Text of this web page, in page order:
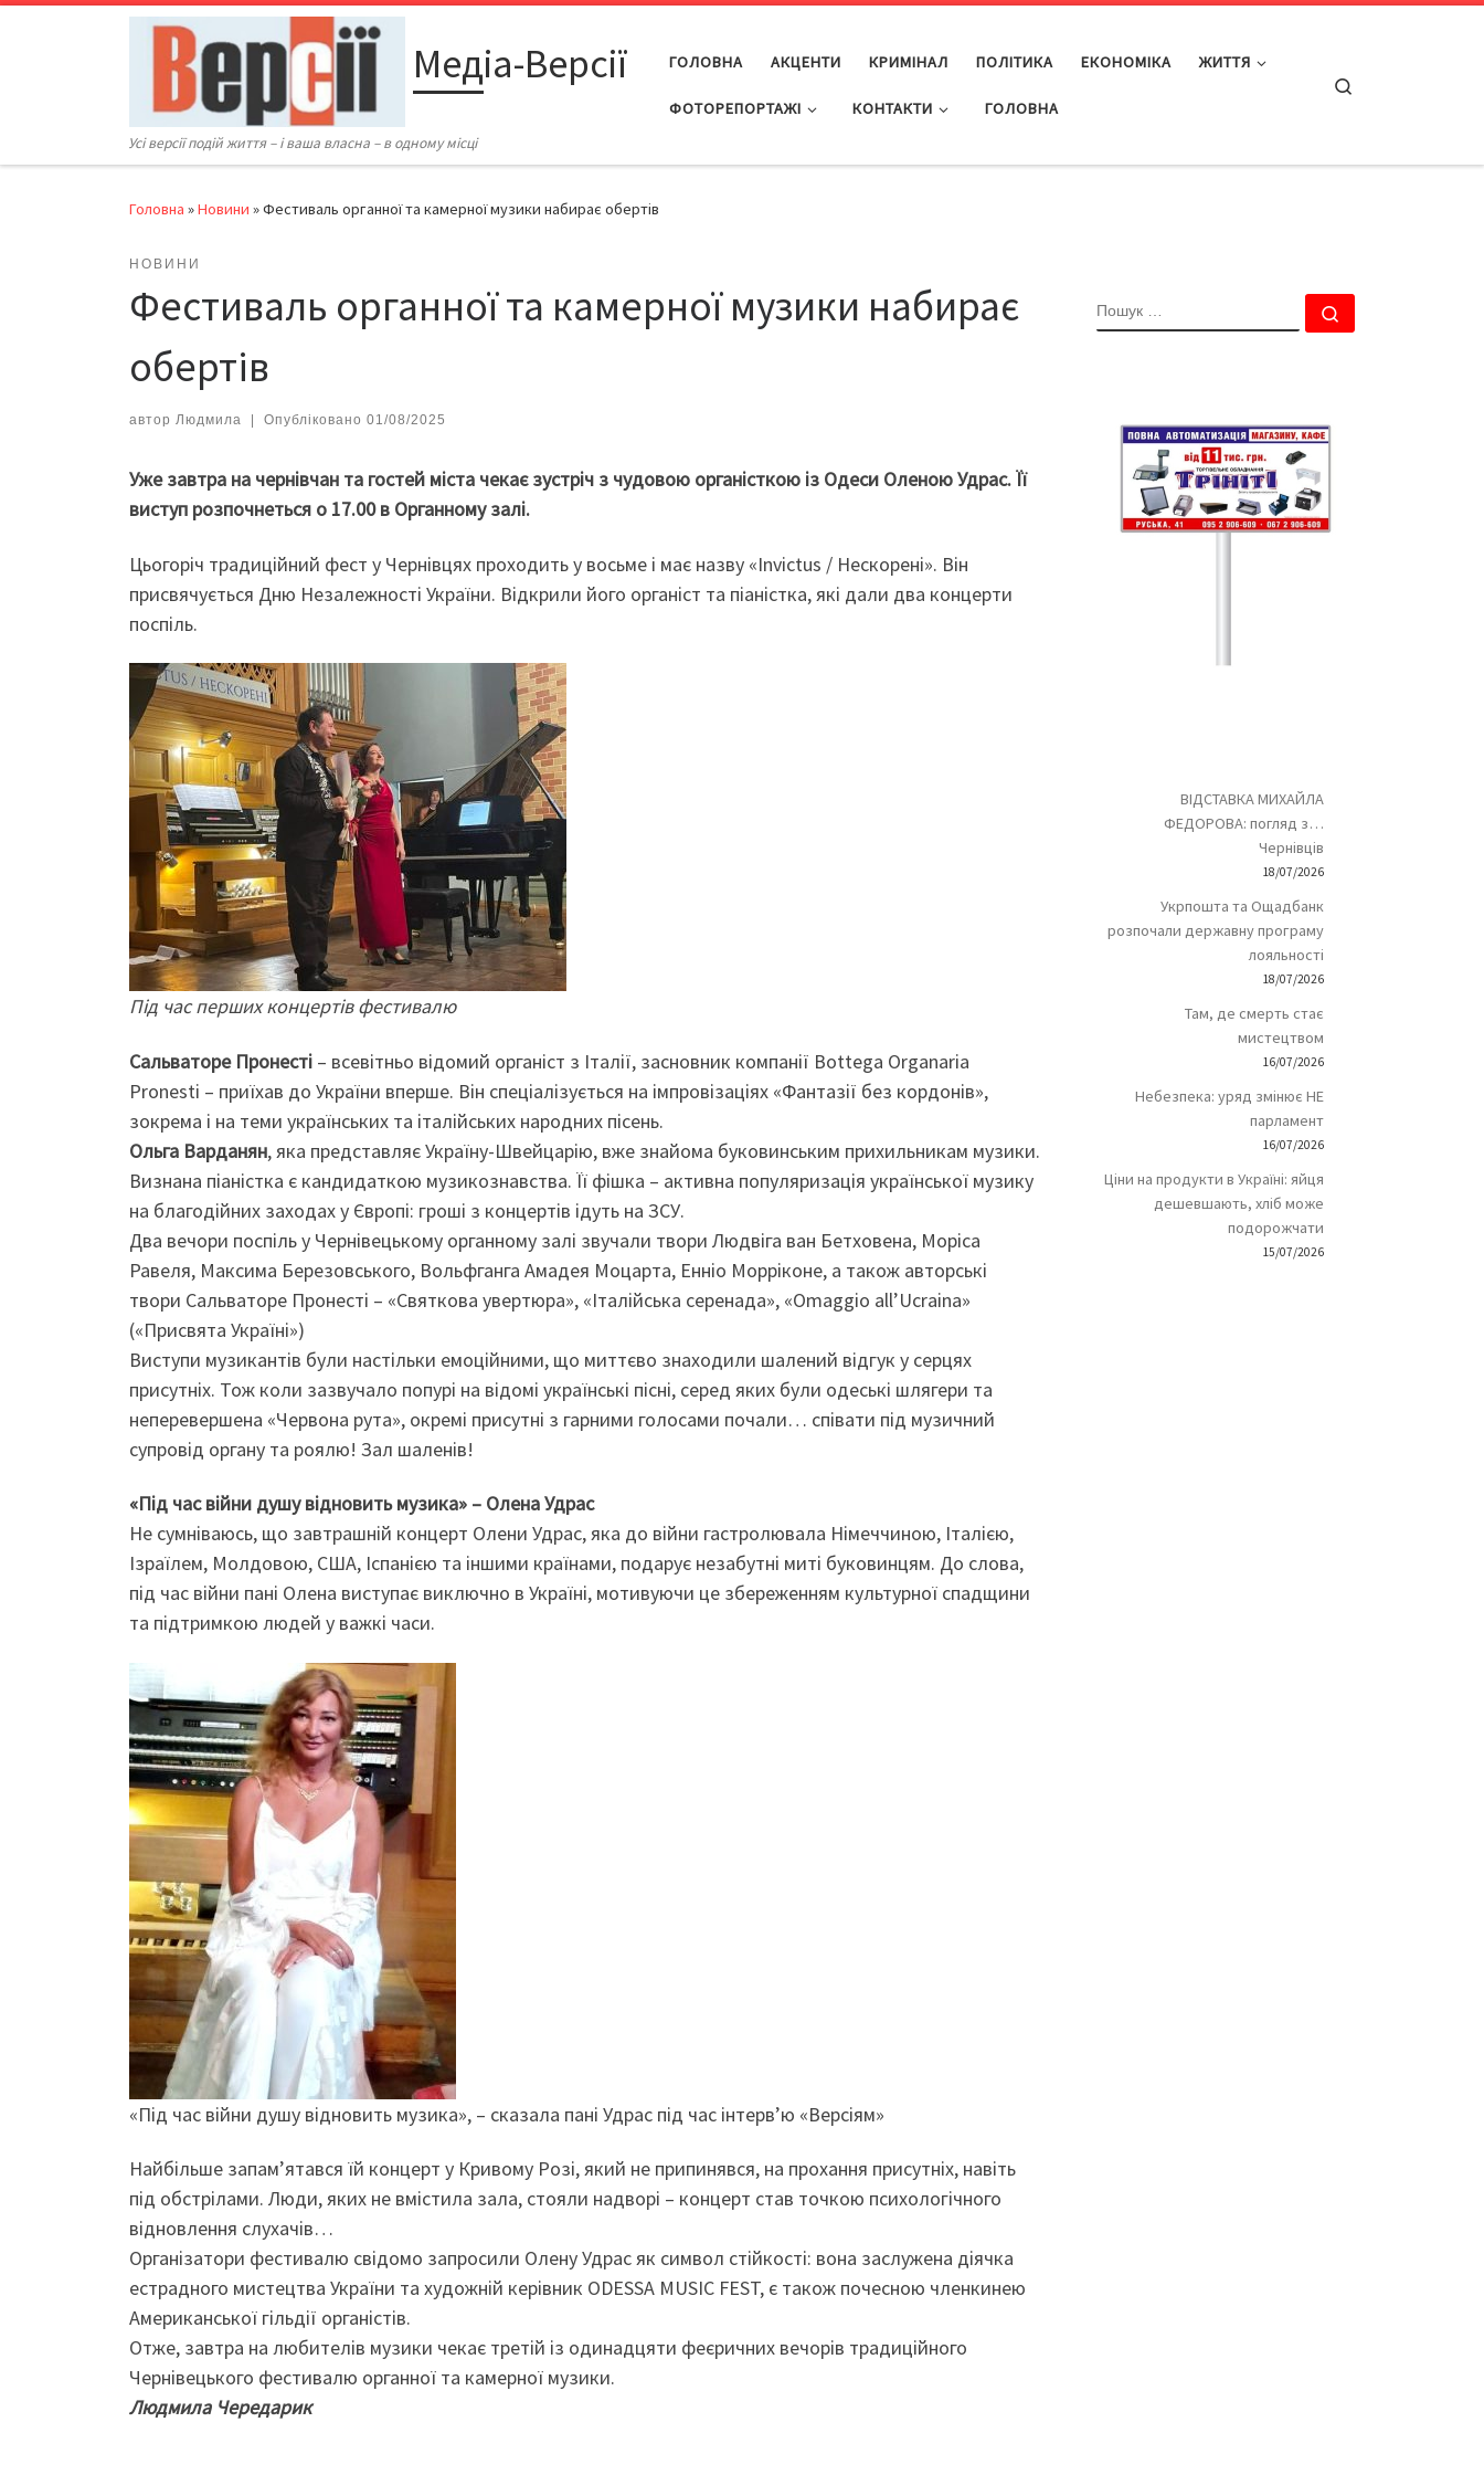
Перейти до вмісту
Медіа-Версії
Усі версії подій життя – і ваша власна – в одному місці
ГОЛОВНА АКЦЕНТИ КРИМІНАЛ ПОЛІТИКА ЕКОНОМІКА ЖИТТЯ
ФОТОРЕПОРТАЖІ КОНТАКТИ ГОЛОВНА
Головна »Новини »Фестиваль органної та камерної музики набирає обертів
НОВИНИ
Фестиваль органної та камерної музики набирає
обертів
автор Людмила Опубліковано 01/08/2025
Уже завтра на чернівчан та гостей міста чекає зустріч з чудовою органісткою із Одеси Оленою Удрас. Її
виступ розпочнеться о 17.00 в Органному залі.
Цьогоріч традиційний фест у Чернівцях проходить у восьме і має назву «Invictus / Нескорені». Він
присвячується Дню Незалежності України. Відкрили його органіст та піаністка, які дали два концерти
поспіль.
Під час перших концертів фестивалю
Сальваторе Пронесті – всевітньо відомий органіст з Італії, засновник компанії Bottega Organaria
Pronesti – приїхав до України вперше. Він спеціалізується на імпровізаціях «Фантазії без кордонів»,
зокрема і на теми українських та італійських народних пісень.
Ольга Варданян, яка представляє Україну-Швейцарію, вже знайома буковинським прихильникам музики.
Визнана піаністка є кандидаткою музикознавства. Її фішка – активна популяризація української музику
на благодійних заходах у Європі: гроші з концертів ідуть на ЗСУ.
Два вечори поспіль у Чернівецькому органному залі звучали твори Людвіга ван Бетховена, Моріса
Равеля, Максима Березовського, Вольфганга Амадея Моцарта, Енніо Морріконе, а також авторські
твори Сальваторе Пронесті – «Святкова увертюра», «Італійська серенада», «Omaggio all’Ucraina»
(«Присвята Україні»)
Виступи музикантів були настільки емоційними, що миттєво знаходили шалений відгук у серцях
присутніх. Тож коли зазвучало попурі на відомі українські пісні, серед яких були одеські шлягери та
неперевершена «Червона рута», окремі присутні з гарними голосами почали… співати під музичний
супровід органу та роялю! Зал шаленів!
«Під час війни душу відновить музика» – Олена Удрас
Не сумніваюсь, що завтрашній концерт Олени Удрас, яка до війни гастролювала Німеччиною, Італією,
Ізраїлем, Молдовою, США, Іспанією та іншими країнами, подарує незабутні миті буковинцям. До слова,
під час війни пані Олена виступає виключно в Україні, мотивуючи це збереженням культурної спадщини
та підтримкою людей у важкі часи.
«Під час війни душу відновить музика», – сказала пані Удрас під час інтерв’ю «Версіям»
Найбільше запам’ятався їй концерт у Кривому Розі, який не припинявся, на прохання присутніх, навіть
під обстрілами. Люди, яких не вмістила зала, стояли надворі – концерт став точкою психологічного
відновлення слухачів…
Організатори фестивалю свідомо запросили Олену Удрас як символ стійкості: вона заслужена діячка
естрадного мистецтва України та художній керівник ODESSA MUSIC FEST, є також почесною членкинею
Американської гільдії органістів.
Отже, завтра на любителів музики чекає третій із одинадцяти феєричних вечорів традиційного
Чернівецького фестивалю органної та камерної музики.
Людмила Чередарик
ПОШУК
ВІДСТАВКА МИХАЙЛА
ФЕДОРОВА: погляд з…
Чернівців
18/07/2026
Укрпошта та Ощадбанк
розпочали державну програму
лояльності
18/07/2026
Там, де смерть стає
мистецтвом
16/07/2026
Небезпека: уряд змінює НЕ
парламент
16/07/2026
Ціни на продукти в Україні: яйця
дешевшають, хліб може
подорожчати
15/07/2026